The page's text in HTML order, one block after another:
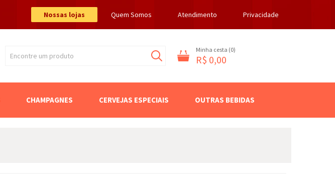
Nossas lojas Quem Somos Atendimento Privacidade
Encontre um produto
Minha cesta (0)
R$ 0,00
CHAMPAGNES CERVEJAS ESPECIAIS OUTRAS BEBIDAS